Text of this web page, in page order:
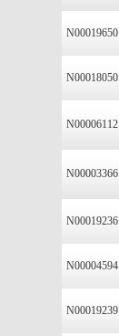
N00019650
N00018050
N00006112
N00003366
N00019236
N00004594
N00019239